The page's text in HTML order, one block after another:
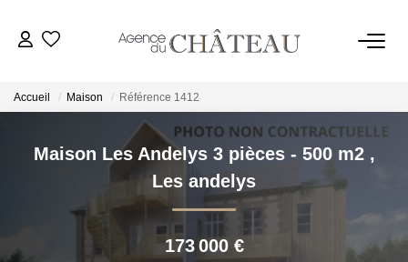
ACHETER
LOUER
Accueil Maison Référence 1412
Maison Les Andelys 3 pièces - 500 m2 ,
Les andelys
173 000 €